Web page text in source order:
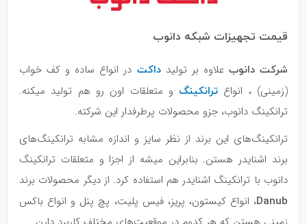
قیمت تجهیزات شبکه دانوب
شرکت دانوب علاوه بر تولیدداکت‌ در انواع ساده و کف خواب
(زمینی) ، انواع ترانکینگ و متعلقات اون رو هم تولید میکنه.
ترانکینگ دانوب، جزو محصولات پرطرفدار این شرکته.
ترانکینگ‌های این برند از نظر سایز و اندازه مشابه ترانکینگ‌های
برند اشنایدر هستن. بنابراین میشه از اجزا و متعلقات ترانکینگ
دانوب با ترانکینگ‌ اشنایدر هم استفاده کرد. از دیگر محصولات برند
Danub، انواع کیستون، پریز، فیس پلیت، پچ پنل و انواع باکس